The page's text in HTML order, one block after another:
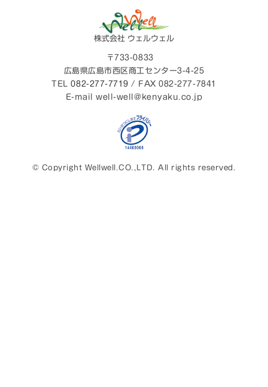
株式会社 ウェルウェル
〒733-0833
広島県広島市西区商工センター3-4-25
TEL082-277-7719 / FAX 082-277-7841
E-mail well-well@kenyaku.co.jp
© Copyright Wellwell.CO.,LTD. All rights reserved.